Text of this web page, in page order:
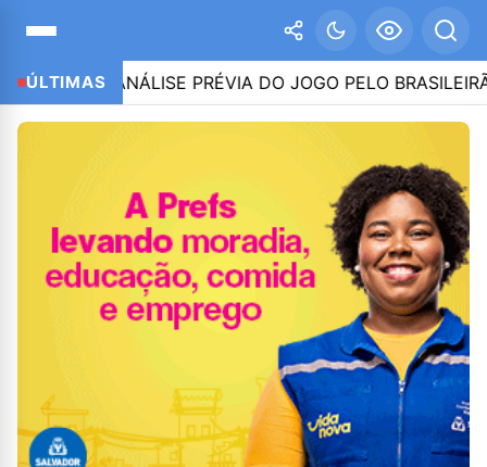
ÚLTIMAS
E ANÁLISE PRÉVIA DO JOGO PELO BRASILEIRÃO